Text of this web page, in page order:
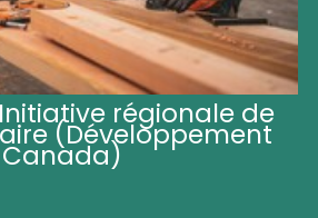
régionale de
(Développement
Canada)